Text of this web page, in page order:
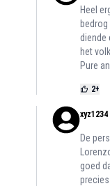
Heel
diende
het
Pure
2+
xyz1234
De
goed